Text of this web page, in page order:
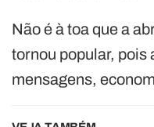
Não é à toa que a
tornou popular, pois
mensagens,